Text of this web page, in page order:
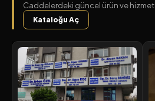
Caddelerdeki güncel ürün ve
Kataloğu Aç